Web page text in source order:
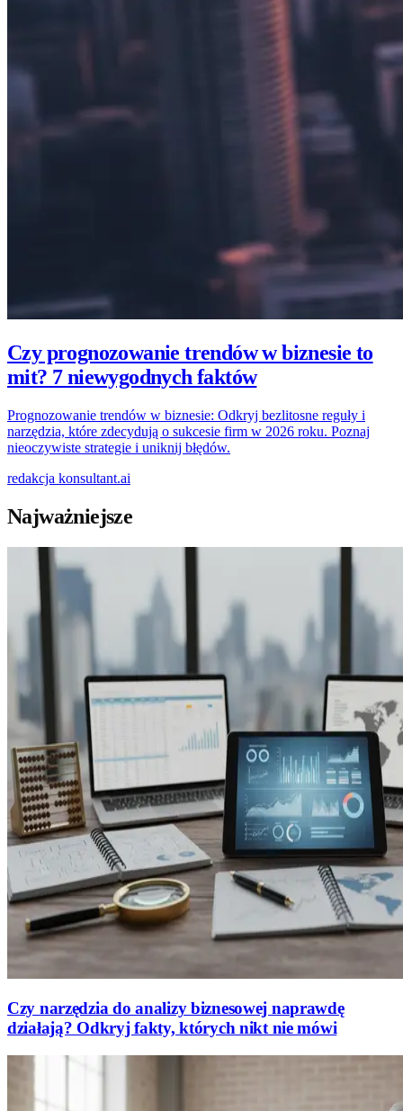
Czy prognozowanie trendów w biznesie to
mit? 7 niewygodnych faktów
Prognozowanie trendów w biznesie: Odkryj bezlitosne reguły i
narzędzia, które zdecydują o sukcesie firm w 2026 roku. Poznaj
nieoczywiste strategie i uniknij błędów.
redakcja konsultant.ai
Najważniejsze
Czy narzędzia do analizy biznesowej naprawdę
działają? Odkryj fakty, których nikt nie mówi